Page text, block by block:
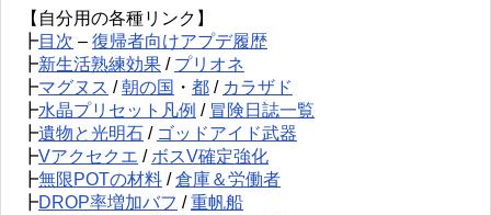
【自分用の各種リンク】
┣目次 – 復帰者向けアプデ履歴
┣新生活熟練効果 / プリオネ
┣マグヌス /朝の国 ・ 都 / カラザド
┣水晶プリセット凡例 / 冒険日誌一覧
┣遺物と光明石 / ゴッドアイド武器
┣Vアクセクエ / ボスV確定強化
┣無限POTの材料 /倉庫＆労働者
┣DROP率増加バフ /重帆船